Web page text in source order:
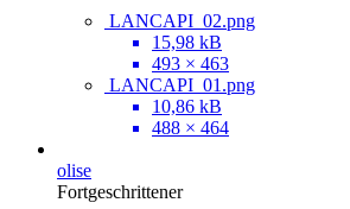
LANCAPI_02.png
15,98 kB
493 × 463
LANCAPI_01.png
10,86 kB
488 × 464
olise
Fortgeschrittener